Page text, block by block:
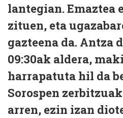
lantegian. Emaztea
zituen, eta
gazteena da. Antza
09:30ak aldera,
harrapatuta hil da
Sorospen
arren, ezin izan